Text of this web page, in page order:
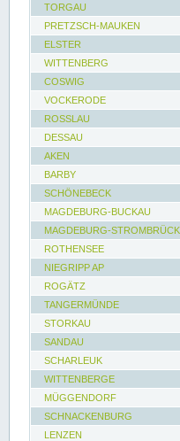
TORGAU
PRETZSCH-MAUKEN
ELSTER
WITTENBERG
COSWIG
VOCKERODE
ROSSLAU
DESSAU
AKEN
BARBY
SCHÖNEBECK
MAGDEBURG-BUCKAU
MAGDEBURG-
ROTHENSEE
NIEGRIPP AP
ROGÄTZ
TANGERMÜNDE
STORKAU
SANDAU
SCHARLEUK
WITTENBERGE
MÜGGENDORF
SCHNACKENBURG
LENZEN